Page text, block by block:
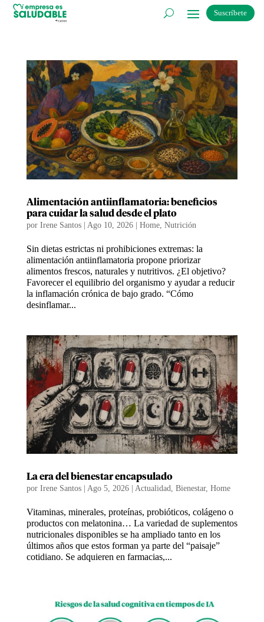
Suscríbete
Alimentación antiinflamatoria: beneficios
para cuidar la salud desde el plato
por Irene Santos| Ago 10, 2026| Home, Nutrición
Sin dietas estrictas ni prohibiciones extremas: la
alimentación antiinflamatoria propone priorizar
alimentos frescos, naturales y nutritivos. ¿El objetivo?
Favorecer el equilibrio del organismo y ayudar a reducir
la inflamación crónica de bajo grado. “Cómo
desinflamar...
La era del bienestar encapsulado
por Irene Santos| Ago 5, 2026| Actualidad, Bienestar, Home
Vitaminas, minerales, proteínas, probióticos, colágeno o
productos con melatonina… La variedad de suplementos
nutricionales disponibles se ha ampliado tanto en los
últimos años que estos forman ya parte del “paisaje”
cotidiano. Se adquieren en farmacias,...